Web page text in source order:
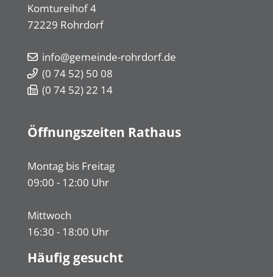
Komtureihof 4
72229 Rohrdorf
info@gemeinde-rohrdorf.de
(0 74 52) 50 08
(0 74 52) 22 14
Öffnungszeiten Rathaus
Montag bis Freitag
09:00 - 12:00 Uhr
Mittwoch
16:30 - 18:00 Uhr
Häufig gesucht